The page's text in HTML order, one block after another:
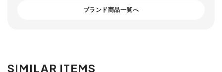
ブランド商品一覧へ
SIMILAR ITEMS